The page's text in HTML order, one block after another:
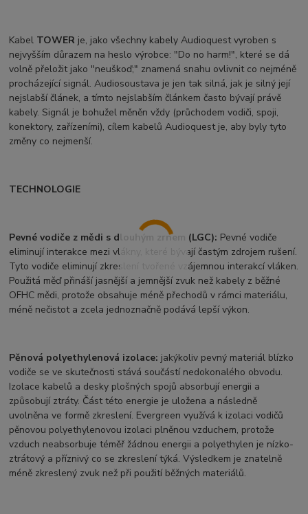
Kabel TOWER je, jako všechny kabely Audioquest vyroben s
nejvyšším důrazem na heslo výrobce: "Do no harm!", které se dá
volně přeložit jako "neuškoď;" znamená snahu ovlivnit co nejméně
procházející signál. Audiosoustava je jen tak silná, jak je silný její
nejslabší článek, a tímto nejslabším článkem často bývají právě
kabely. Signál je bohužel měněn vždy (průchodem vodiči, spoji,
konektory, zařízeními), cílem kabelů Audioquest je, aby byly tyto
změny co nejmenší.
TECHNOLOGIE
Pevné vodiče z mědi s dlouhým zrnem (LGC): Pevné vodiče
eliminují interakce mezi vlákny, které bývají častým zdrojem rušení.
Tyto vodiče eliminují zkreslení tvořené vzájemnou interakcí vláken.
Použitá měď přináší jasnější a jemnější zvuk než kabely z běžné
OFHC mědi, protože obsahuje méně přechodů v rámci materiálu,
méně nečistot a zcela jednoznačně podává lepší výkon.
Pěnová polyethylenová izolace: jakýkoliv pevný materiál blízko
vodiče se ve skutečnosti stává součástí nedokonalého obvodu.
Izolace kabelů a desky plošných spojů absorbují energii a
způsobují ztráty. Část této energie je uložena a následně
uvolněna ve formě zkreslení. Evergreen využívá k izolaci vodičů
pěnovou polyethylenovou izolaci plněnou vzduchem, protože
vzduch neabsorbuje téměř žádnou energii a polyethylen je nízko-
ztrátový a příznivý co se zkreslení týká. Výsledkem je znatelně
méně zkreslený zvuk než při použití běžných materiálů.